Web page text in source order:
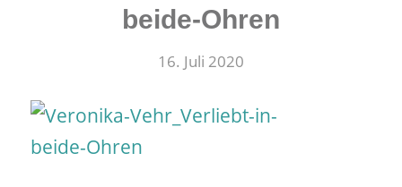
beide-Ohren
16. Juli 2020